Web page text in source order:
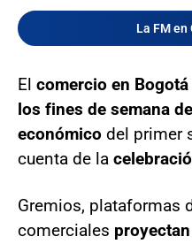
La FM en
El comercio en
los fines de semana
económico del primer
cuenta de la
Gremios, plataformas
comerciales